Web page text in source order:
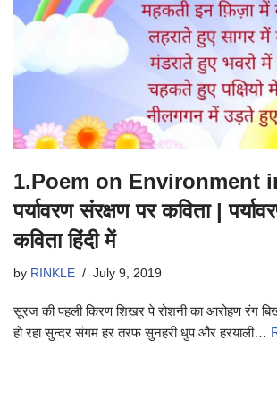
1.Poem on Environment
पर्यावरण संरक्षण पर कविता |
कविता हिंदी में
by RINKLE July 9, 2019
सूरज की पहली किरण शिखर पे रोशनी का आरोहण रंग
हो रहा सुन्दर संगम हर तरफ सुनहरी धुप और हरयाली…